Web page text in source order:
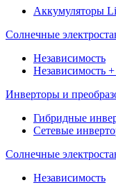
Аккумуляторы
Солнечные
Независимость
Независимость
Инверторы и
Гибридные
Сетевые
Солнечные
Независимость